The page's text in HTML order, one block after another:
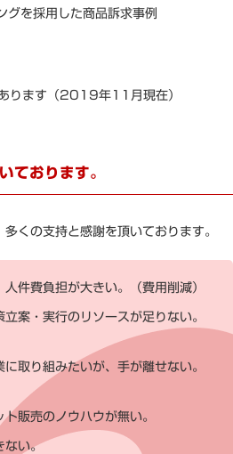
グを採用した商品訴求事例
ります（2019年11月現在）
ております。
くの支持と感謝を頂いております。
件費負担が大きい。（費用削減）
案・実行のリソースが足りない。
取り組みたいが、手が離せない。
販売のノウハウが無い。
ない。